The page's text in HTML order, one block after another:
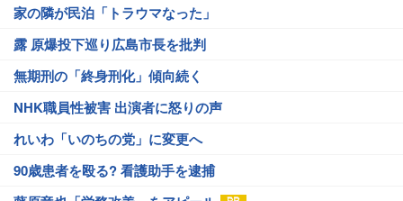
家の隣が民泊「トラウマなった」
露 原爆投下巡り広島市長を批判
無期刑の「終身刑化」傾向続く
NHK職員性被害 出演者に怒りの声
れいわ「いのちの党」に変更へ
90歳患者を殴る? 看護助手を逮捕